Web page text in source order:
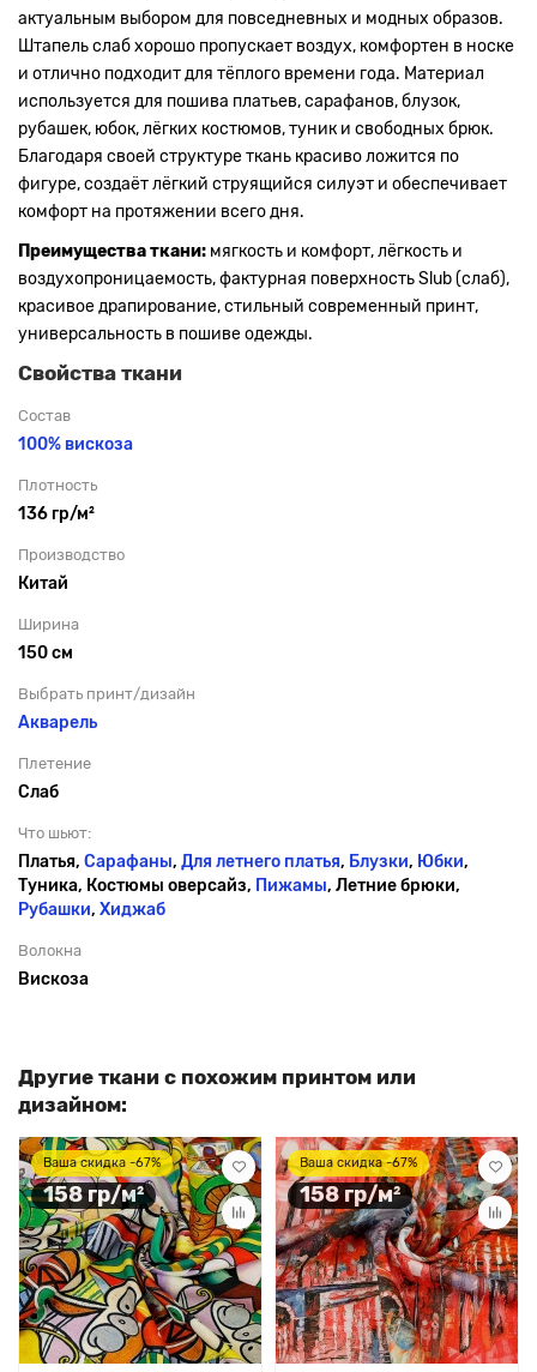
актуальным выбором для повседневных и модных образов.
Штапель слаб хорошо пропускает воздух, комфортен в носке
и отлично подходит для тёплого времени года. Материал
используется для пошива платьев, сарафанов, блузок,
рубашек, юбок, лёгких костюмов, туник и свободных брюк.
Благодаря своей структуре ткань красиво ложится по
фигуре, создаёт лёгкий струящийся силуэт и обеспечивает
комфорт на протяжении всего дня.
Преимущества ткани: мягкость и комфорт, лёгкость и
воздухопроницаемость, фактурная поверхность Slub (слаб),
красивое драпирование, стильный современный принт,
универсальность в пошиве одежды.
Свойства ткани
Состав
100% вискоза
Плотность
136 гр/м²
Производство
Китай
Ширина
150 см
Выбрать принт/дизайн
Акварель
Плетение
Слаб
Что шьют:
Платья, Сарафаны, Для летнего платья, Блузки, Юбки,
Туника, Костюмы оверсайз, Пижамы, Летние брюки,
Рубашки, Хиджаб
Волокна
Вискоза
Другие ткани с похожим принтом или
дизайном:
Ваша скидка -67%
158 гр/м²
Ваша скидка -67%
158 гр/м²